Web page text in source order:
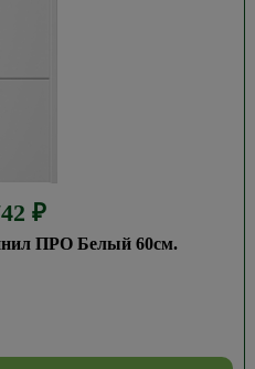
₽
ПРО Белый 60см.